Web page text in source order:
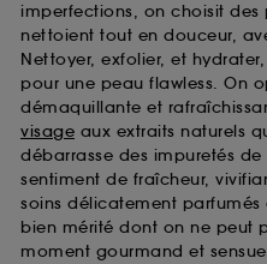
imperfections, on choisit
nettoient tout en douceur,
Nettoyer, exfolier, et
pour une peau flawless. On
démaquillante et
visage aux extraits naturels
débarrasse des impuretés
sentiment de fraîcheur,
soins délicatement
bien mérité dont on ne peut
moment gourmand et